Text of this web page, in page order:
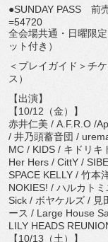
●SUNDAY PASS 前
=54720
全会場共通・日曜限
ット付き）
＜プレイガイド＞チ
ス）
【出演】
【10/12（金）】
赤井仁美 / A.F.R.O /
/ 井乃頭蓄音団 /
MC / KIDS / キドリ
Her Hers / CittY /
SPACE KELLY / 竹本
NOKIES! / ハルカト
Sick / ボヤケルズ / 見
ース / Large House
LILY HEADS
【10/13（土）】